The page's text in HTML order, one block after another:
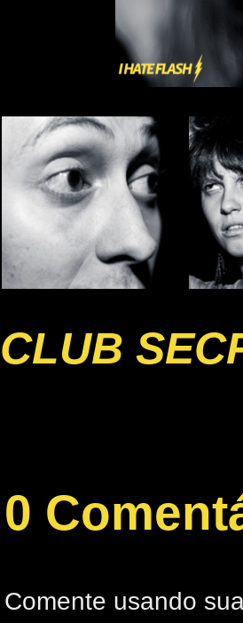
CLUB
0
Comente usando